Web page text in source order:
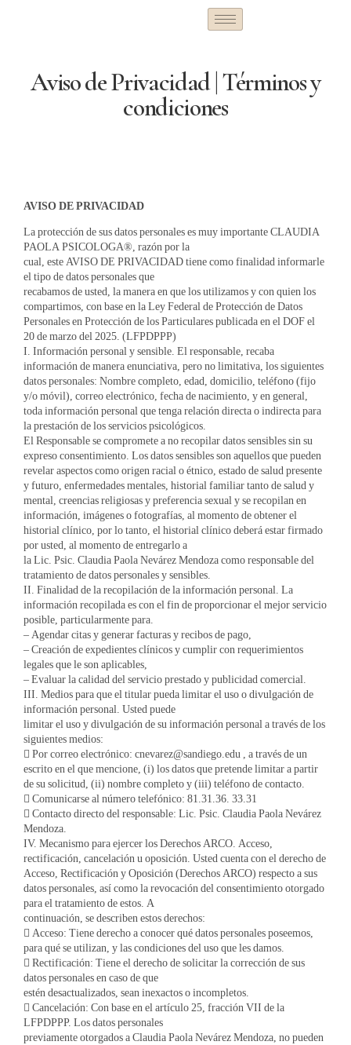
Aviso de Privacidad | Términos y
condiciones
AVISO DE PRIVACIDAD
La protección de sus datos personales es muy importante CLAUDIA
PAOLA PSICOLOGA®, razón por la
cual, este AVISO DE PRIVACIDAD tiene como finalidad informarle
el tipo de datos personales que
recabamos de usted, la manera en que los utilizamos y con quien los
compartimos, con base en la Ley Federal de Protección de Datos
Personales en Protección de los Particulares publicada en el DOF el
20 de marzo del 2025. (LFPDPPP)
I. Información personal y sensible. El responsable, recaba
información de manera enunciativa, pero no limitativa, los siguientes
datos personales: Nombre completo, edad, domicilio, teléfono (fijo
y/o móvil), correo electrónico, fecha de nacimiento, y en general,
toda información personal que tenga relación directa o indirecta para
la prestación de los servicios psicológicos.
El Responsable se compromete a no recopilar datos sensibles sin su
expreso consentimiento. Los datos sensibles son aquellos que pueden
revelar aspectos como origen racial o étnico, estado de salud presente
y futuro, enfermedades mentales, historial familiar tanto de salud y
mental, creencias religiosas y preferencia sexual y se recopilan en
información, imágenes o fotografías, al momento de obtener el
historial clínico, por lo tanto, el historial clínico deberá estar firmado
por usted, al momento de entregarlo a
la Lic. Psic. Claudia Paola Nevárez Mendoza como responsable del
tratamiento de datos personales y sensibles.
II. Finalidad de la recopilación de la información personal. La
información recopilada es con el fin de proporcionar el mejor servicio
posible, particularmente para.
– Agendar citas y generar facturas y recibos de pago,
– Creación de expedientes clínicos y cumplir con requerimientos
legales que le son aplicables,
– Evaluar la calidad del servicio prestado y publicidad comercial.
III. Medios para que el titular pueda limitar el uso o divulgación de
información personal. Usted puede
limitar el uso y divulgación de su información personal a través de los
siguientes medios:
 Por correo electrónico: cnevarez@sandiego.edu , a través de un
escrito en el que mencione, (i) los datos que pretende limitar a partir
de su solicitud, (ii) nombre completo y (iii) teléfono de contacto.
 Comunicarse al número telefónico: 81.31.36. 33.31
 Contacto directo del responsable: Lic. Psic. Claudia Paola Nevárez
Mendoza.
IV. Mecanismo para ejercer los Derechos ARCO. Acceso,
rectificación, cancelación u oposición. Usted cuenta con el derecho de
Acceso, Rectificación y Oposición (Derechos ARCO) respecto a sus
datos personales, así como la revocación del consentimiento otorgado
para el tratamiento de estos. A
continuación, se describen estos derechos:
 Acceso: Tiene derecho a conocer qué datos personales poseemos,
para qué se utilizan, y las condiciones del uso que les damos.
 Rectificación: Tiene el derecho de solicitar la corrección de sus
datos personales en caso de que
estén desactualizados, sean inexactos o incompletos.
 Cancelación: Con base en el artículo 25, fracción VII de la
LFPDPPP. Los datos personales
previamente otorgados a Claudia Paola Nevárez Mendoza, no pueden